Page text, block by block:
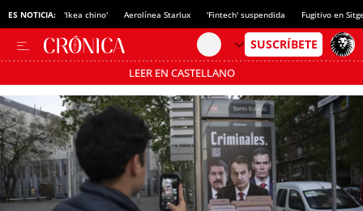
ES NOTICIA: 'Ikea chino' Aerolínea Starlux 'Fintech' suspendida Fugitivo en
LEER EN CASTELLANO
Pásate al MODO AHORRO